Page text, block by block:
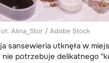
Alina_Stor / Adobe Stock
sansewieria utknęła w
potrzebuje delikatnego